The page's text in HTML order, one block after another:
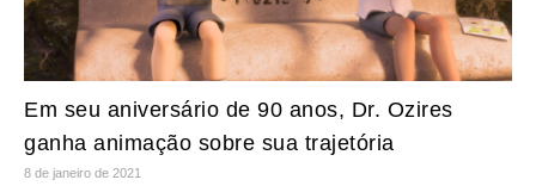
Em seu aniversário de 90 anos, Dr. Ozires
ganha animação sobre sua trajetória
8 de janeiro de 2021